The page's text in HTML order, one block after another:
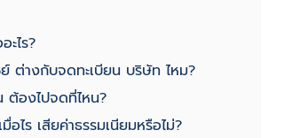
ไร?
ต่างกับจดทะเบียน บริษัท ไหม?
ต้องไปจดที่ไหน?
อไร เสียค่าธรรมเนียมหรือไม่?